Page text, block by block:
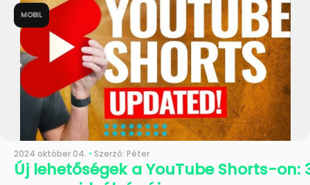
MOBIL
2024 október 04. • Szerző: Péter
Új lehetőségek a YouTube Shorts-on: